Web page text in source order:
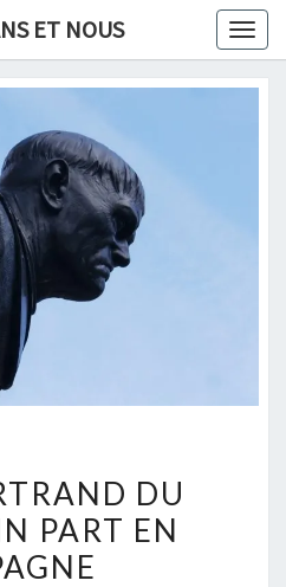
ET NOUS
BERTRAND
DU
GUESCLIN
DU
PART EN